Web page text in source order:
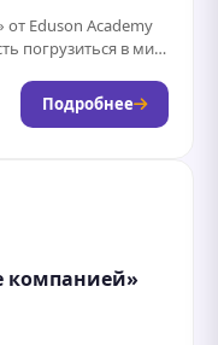
Eduson Academy
погрузиться в мир
управления.
Подробнее
компанией»‎